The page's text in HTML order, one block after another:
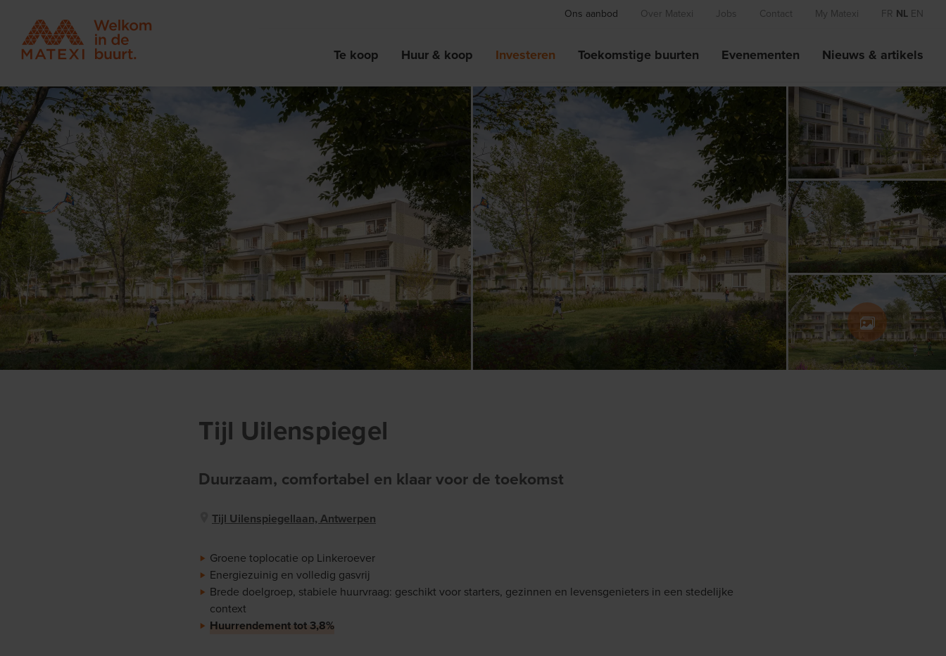
Ons aanbod Over Matexi Jobs Contact My Matexi FR NL EN
Te koop Huur & koop Investeren Toekomstige buurten Evenementen Nieuws & artikels
Tijl Uilenspiegel
Duurzaam, comfortabel en klaar voor de toekomst
Tijl Uilenspiegellaan, Antwerpen
Groene toplocatie op Linkeroever
Energiezuinig en volledig gasvrij
Brede doelgroep, stabiele huurvraag: geschikt voor starters, gezinnen en levensgenieters in een stedelijke
context
Huurrendement tot 3,8%